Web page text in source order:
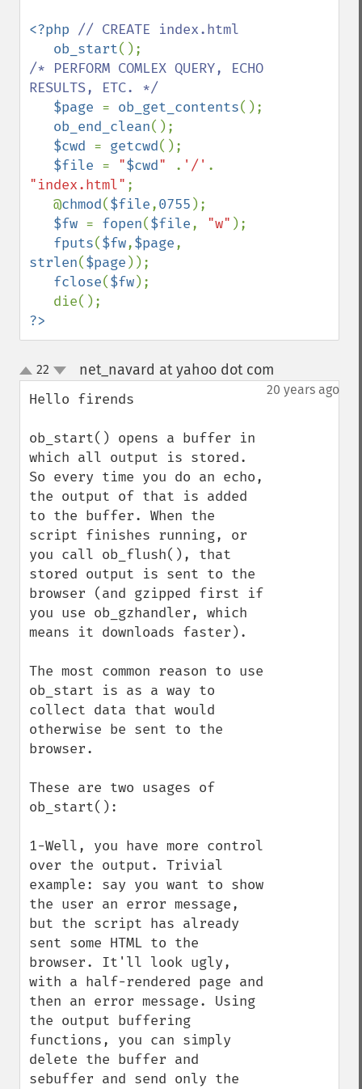
<?php // CREATE index.html
ob_start
/* PERFORM COMLEX QUERY, ECHO
RESULTS, ETC. */
$page = ob_get_contents();
ob_end_clean();
$cwd = getcwd();
$file = "$cwd" . '/'
"index.html" ;
   @
chmod($file,0755 );
$fw = fopen($file, "w" );
fputs($fw,$page
strlen($page ));
fclose($fw);
?>
up
down
22 net_navard at yahoo dot com
20 years ago
Hello firends
ob_start() opens a buffer in
which all output is stored.
So every time you do an echo,
the output of that is added
to the buffer. When the
script finishes running, or
you call ob_flush(), that
stored output is sent to the
browser (and gzipped first if
you use ob_gzhandler, which
means it downloads faster).
The most common reason to use
ob_start is as a way to
collect data that would
otherwise be sent to the
browser.
These are two usages of
ob_start():
1-Well, you have more control
over the output. Trivial
example: say you want to show
the user an error message,
but the script has already
sent some HTML to the
browser. It'll look ugly,
with a half-rendered page and
then an error message. Using
the output buffering
functions, you can simply
delete the buffer and
sebuffer and send only the